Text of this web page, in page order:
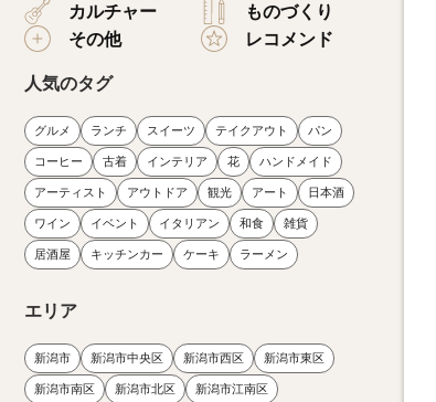
カルチャー
ものづくり
その他
レコメンド
人気のタグ
グルメ ランチ スイーツ テイクアウト パン
コーヒー 古着 インテリア 花 ハンドメイド
アーティスト アウトドア 観光 アート 日本酒
ワイン イベント イタリアン 和食 雑貨
居酒屋 キッチンカー ケーキ ラーメン
エリア
新潟市 新潟市中央区 新潟市西区 新潟市東区
新潟市南区 新潟市北区 新潟市江南区